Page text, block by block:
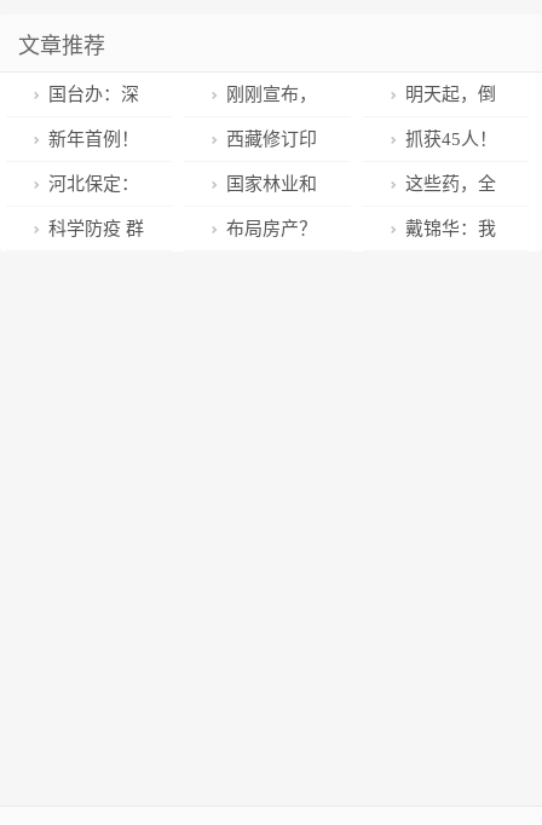
文章推荐
国台办：深
感悲痛，沉痛
哀悼
刚刚宣布，
3月1日起开始
明天起，倒
计时最后一
周！
新年首例！
苏州“95后”小
伙捐髓救人！
西藏修订印
发特困人员救
助供养办法
抓获45人！
郴州公安反电
诈实现2023年
河北保定：
高新区清理小
国家林业和
草原局原总经
这些药，全
部纳入医保！
科学防疫 群 布局房产？ 戴锦华：我